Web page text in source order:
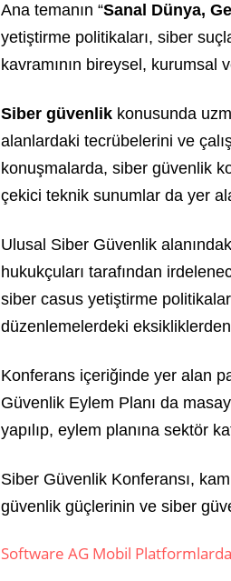
Ana temanın “Sanal Dünya,
yetiştirme politikaları, siber
kavramının bireysel, kurumsal
Siber güvenlikkonusunda
alanlardaki tecrübelerini ve
konuşmalarda, siber güvenlik
çekici teknik sunumlar da yer
Ulusal Siber Güvenlik
hukukçuları tarafından
siber casus yetiştirme
düzenlemelerdeki
Konferans içeriğinde yer alan
Güvenlik Eylem Planı da
yapılıp, eylem planına sektör
Siber Güvenlik Konferansı,
güvenlik güçlerinin ve siber
Software AG Mobil